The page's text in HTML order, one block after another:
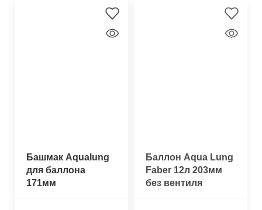
Башмак Aqualung
для баллона
171мм
Баллон Aqua Lung
Faber 12л 203мм
без вентиля